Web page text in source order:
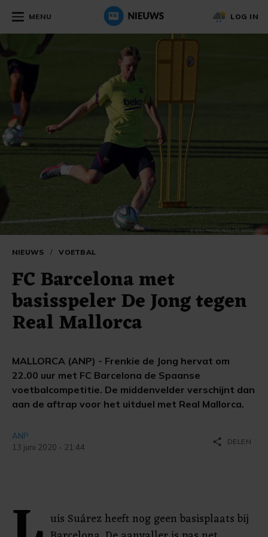
MENU LOG IN
NIEUWS / VOETBAL
FC Barcelona met
basisspeler De Jong tegen
Real Mallorca
MALLORCA (ANP) - Frenkie de Jong hervat om
22.00 uur met FC Barcelona de Spaanse
voetbalcompetitie. De middenvelder verschijnt dan
aan de aftrap voor het uitduel met Real Mallorca.
ANP
13 juni 2020 - 21:44
share DELEN
uis Suárez heeft nog geen basisplaats bij